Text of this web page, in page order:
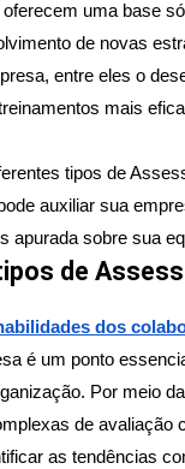
uma base
de novas
entre eles o
mais
tipos de
auxiliar sua
apurada sobre sua
de
dos
é um ponto
Por meio
de avaliação
as tendências